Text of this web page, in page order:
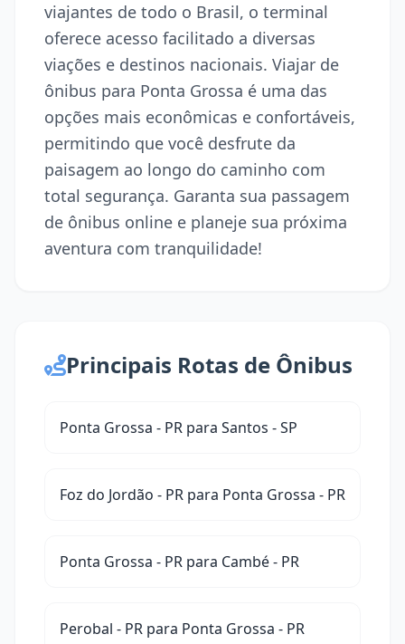
viajantes de todo o Brasil, o terminal
oferece acesso facilitado a diversas
viações e destinos nacionais. Viajar de
ônibus para Ponta Grossa é uma das
opções mais econômicas e confortáveis,
permitindo que você desfrute da
paisagem ao longo do caminho com
total segurança. Garanta sua passagem
de ônibus online e planeje sua próxima
aventura com tranquilidade!
Principais Rotas de Ônibus
Ponta Grossa - PR para Santos - SP
Foz do Jordão - PR para Ponta Grossa - PR
Ponta Grossa - PR para Cambé - PR
Perobal - PR para Ponta Grossa - PR